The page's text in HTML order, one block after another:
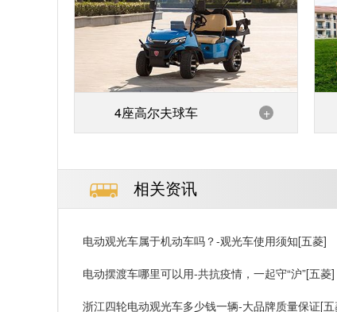
4座高尔夫球车 +
相关资讯
电动观光车属于机动车吗？-观光车使用须知[五菱]
电动摆渡车哪里可以用-共抗疫情，一起守“沪”[五菱]
浙江四轮电动观光车多少钱一辆-大品牌质量保证[五